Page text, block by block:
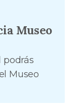
Museo
podrás
Museo